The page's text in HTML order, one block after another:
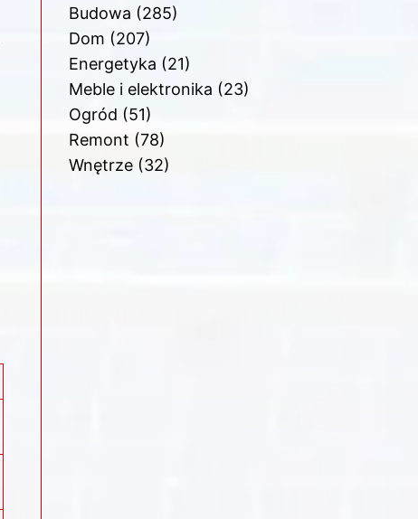
Budowa (285)
Dom (207)
Energetyka (21)
Meble i elektronika (23)
Ogród (51)
Remont (78)
Wnętrze(32)